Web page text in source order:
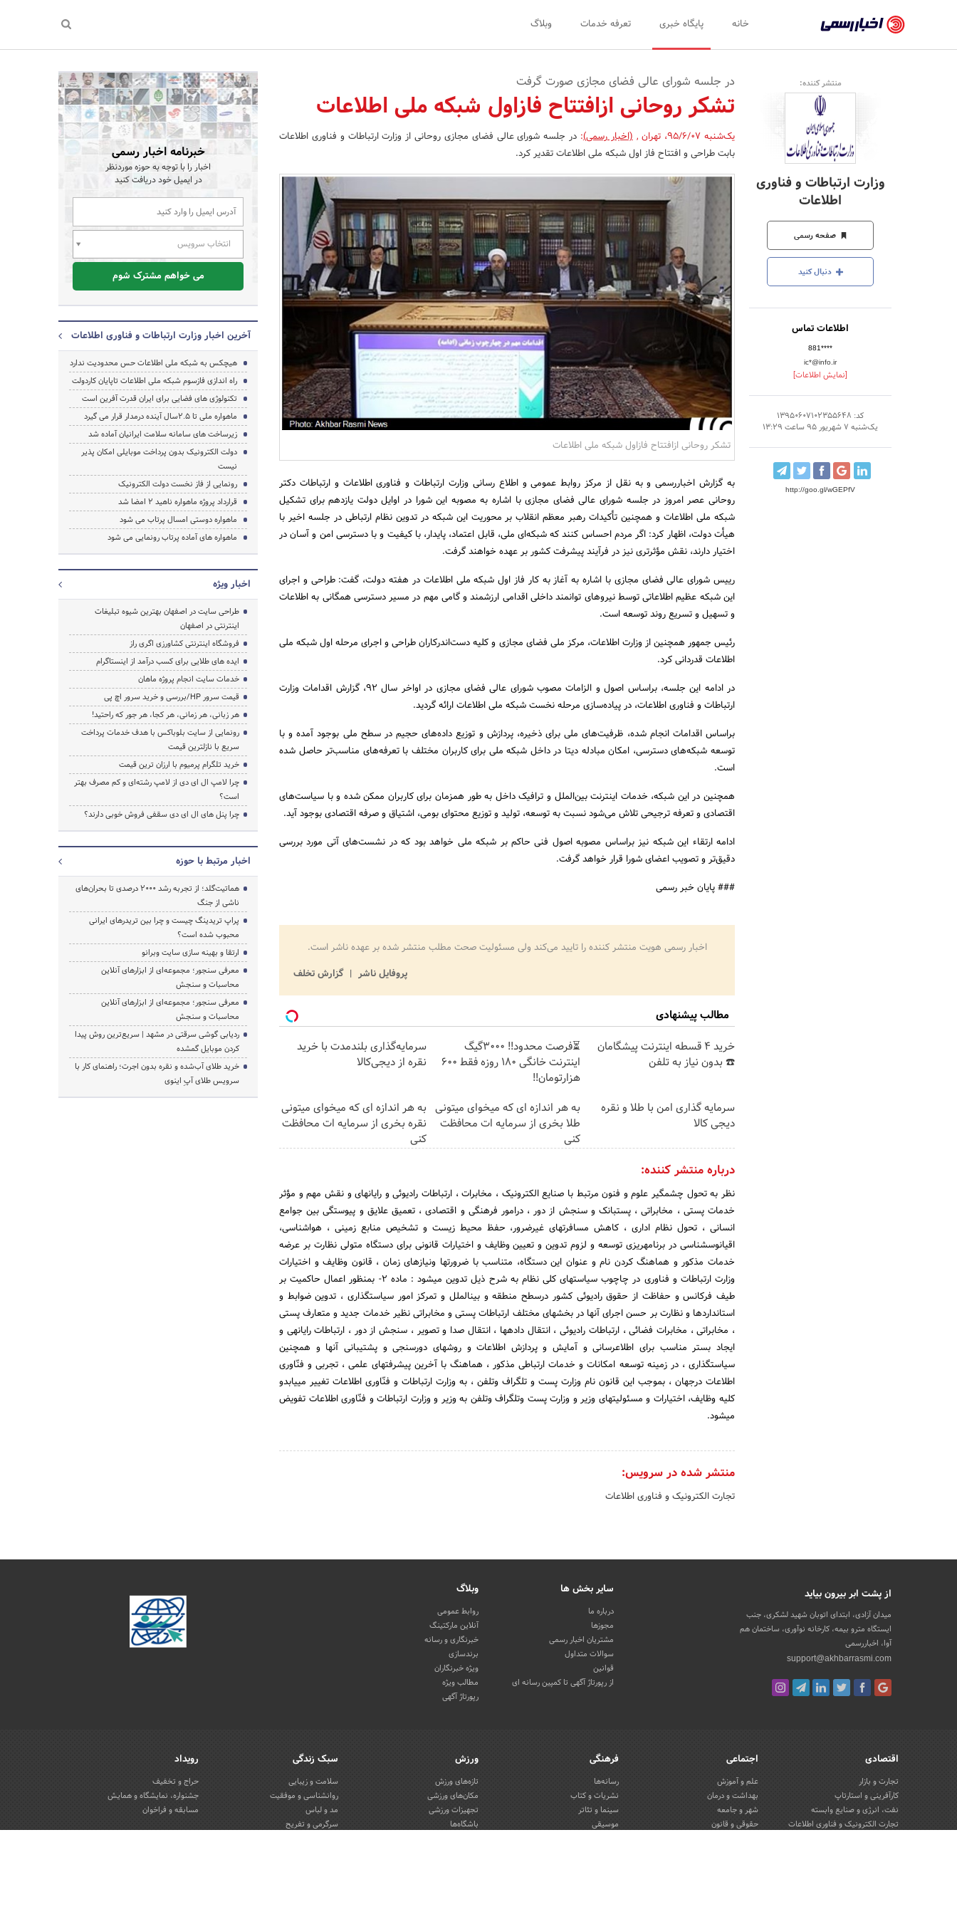
رسمی
-
اخبار
تایید
شده
شرکت‌ها،
سازمان‌ها
و
روابط
عمومی‌ها
خانه پایگاه خبری تعرفه خدمات وبلاگ
جستجو
منتشر کننده:
وزارت ارتباطات و فناوری
اطلاعات
صفحه رسمی
دنبال کنید
اطلاعات تماس
881****
ic*@info.ir
[نمایش اطلاعات]
کد: 13950607102355648
یک‌شنبه 7 شهریور 95 ساعت 13:29
http://goo.gl/wGEPfV
در جلسه شورای عالی فضای مجازی صورت گرفت
تشکر روحانی ازافتتاح فازاول شبکه ملی اطلاعات
یک‌شنبه 95/6/07 ، تهران ,(اخبار رسمی): در جلسه شورای عالی فضای مجازی روحانی از وزارت ارتباطات و فناوری اطلاعات
بابت طراحی و افتتاح فاز اول شبکه ملی اطلاعات تقدیر کرد.
تشکر روحانی ازافتتاح فازاول شبکه ملی اطلاعات
به گزارش اخباررسمی و به نقل از مرکز روابط عمومی و اطلاع رسانی وزارت ارتباطات و فناوری اطلاعات و ارتباطات دکتر
روحانی عصر امروز در جلسه شورای عالی فضای مجازی با اشاره به مصوبه این شورا در اوایل دولت یازدهم برای تشکیل
شبکه ملی اطلاعات و همچنین تأکیدات رهبر معظم انقلاب بر محوریت این شبکه در تدوین نظام ارتباطی در جلسه اخیر با
هیأت دولت، اظهار کرد: اگر مردم احساس کنند که شبکه‌ای ملی، قابل اعتماد، پایدار، با کیفیت و با دسترسی امن و آسان در
اختیار دارند، نقش مؤثرتری نیز در فرآیند پیشرفت کشور بر عهده خواهند گرفت.
رییس شورای عالی فضای مجازی با اشاره به آغاز به کار فاز اول شبکه ملی اطلاعات در هفته دولت، گفت: طراحی و اجرای
این شبکه عظیم اطلاعاتی توسط نیروهای توانمند داخلی اقدامی ارزشمند و گامی مهم در مسیر دسترسی همگانی به اطلاعات
و تسهیل و تسریع روند توسعه است.
رئیس جمهور همچنین از وزارت اطلاعات، مرکز ملی فضای مجازی و کلیه دست‌اندرکاران طراحی و اجرای مرحله اول شبکه ملی
اطلاعات قدردانی کرد.
در ادامه این جلسه، براساس اصول و الزامات مصوب شورای عالی فضای مجازی در اواخر سال 92، گزارش اقدامات وزارت
ارتباطات و فناوری اطلاعات، در پیاده‌سازی مرحله نخست شبکه ملی اطلاعات ارائه گردید.
براساس اقدامات انجام شده، ظرفیت‌های ملی برای ذخیره، پردازش و توزیع داده‌های حجیم در سطح ملی بوجود آمده و با
توسعه شبکه‌های دسترسی، امکان مبادله دیتا در داخل شبکه ملی برای کاربران مختلف با تعرفه‌های مناسب‌تر حاصل شده
است.
همچنین در این شبکه، خدمات اینترنت بین‌الملل و ترافیک داخل به طور همزمان برای کاربران ممکن شده و با سیاست‌های
اقتصادی و تعرفه ترجیحی تلاش می‌شود نسبت به توسعه، تولید و توزیع محتوای بومی، اشتیاق و صرفه اقتصادی بوجود آید.
ادامه ارتقاء این شبکه نیز براساس مصوبه اصول فنی حاکم بر شبکه ملی خواهد بود که در نشست‌های آتی مورد بررسی
دقیق‌تر و تصویب اعضای شورا قرار خواهد گرفت.
### پایان خبر رسمی
اخبار رسمی هویت منتشر کننده را تایید می‌کند ولی مسئولیت صحت مطلب منتشر شده بر عهده ناشر است.
پروفایل ناشر
گزارش تخلف
مطالب پیشنهادی
خرید 4 قسطه اینترنت پیشگامان
☎️ بدون نیاز به تلفن
⏳فرصت محدود!! 3000گیگ
اینترنت خانگی 180 روزه فقط 600
هزارتومان!!
سرمایه‌گذاری بلندمدت با خرید
نقره از دیجی‌کالا
سرمایه گذاری امن با طلا و نقره
دیجی کالا
به هر اندازه ای که میخوای میتونی
طلا بخری از سرمایه ات محافظت
کنی
به هر اندازه ای که میخوای میتونی
نقره بخری از سرمایه ات محافظت
کنی
درباره منتشر کننده:
نظر به تحول چشمگیر علوم و فنون مرتبط با صنایع الکترونیک ، مخابرات ، ارتباطات رادیوئی و رایانه‎ای و نقش مهم و مؤثر
خدمات پستی ، مخابراتی ، پست‎بانک و سنجش از دور ، درامور فرهنگی و اقتصادی ، تعمیق علایق و پیوستگی بین جوامع
انسانی ، تحول نظام اداری ، کاهش مسافرتهای غیرضرور، حفظ محیط زیست و تشخیص منابع زمینی ، هواشناسی،
اقیانوس‎شناسی در برنامه‎ریزی توسعه و لزوم تدوین و تعیین وظایف و اختیارات قانونی برای دستگاه متولی نظارت بر عرضه
خدمات مذکور و هماهنگ کردن نام و عنوان این دستگاه، متناسب با ضرورتها ونیازهای زمان ، قانون وظایف و اختیارات
وزارت ارتباطات و فناوری در چاچوب سیاستهای کلی نظام به شرح ذیل تدوین می‎شود : ماده 2- بمنظور اعمال حاکمیت بر
طیف فرکانس و حفاظت از حقوق رادیوئی کشور درسطح منطقه و بین‎الملل و تمرکز امور سیاستگذاری ، تدوین ضوابط و
استانداردها و نظارت بر حسن اجرای آنها در بخشهای مختلف ارتباطات پستی و مخابراتی نظیر خدمات جدید و متعارف پستی
، مخابراتی ، مخابرات فضائی ، ارتباطات رادیوئی ، انتقال داده‎ها ، انتقال صدا و تصویر ، سنجش از دور ، ارتباطات رایانه‎ی و
ایجاد بستر مناسب برای اطلاع‎رسانی و آمایش و پردازش اطلاعات و روشهای دورسنجی و پشتیبانی آنها و همچنین
سیاستگذاری ، در زمینه توسعه امکانات و خدمات ارتباطی مذکور ، هماهنگ با آخرین پیشرفتهای علمی ، تجربی و فنّاوری
اطلاعات درجهان ، بموجب این قانون نام وزارت پست و تلگراف وتلفن ، به وزارت ارتباطات و فنّاوری اطلاعات تغییر می‎یابدو
کلیه وظایف، اختیارات و مسئولیتهای وزیر و وزارت پست وتلگراف وتلفن به وزیر و وزارت ارتباطات و فنّاوری اطلاعات تفویض
می‎شود.
منتشر شده در سرویس:
تجارت الکترونیک و فناوری اطلاعات
خبرنامه اخبار رسمی
اخبار را با توجه به حوزه موردنظر
در ایمیل خود دریافت کنید
انتخاب سرویس
می خواهم مشترک شوم
آخرین اخبار وزارت ارتباطات و فناوری اطلاعات
هیچکس به شبکه ملی اطلاعات حس محدودیت ندارد
راه اندازی فازسوم شبکه ملی اطلاعات تاپایان کاردولت
تکنولوژی های فضایی برای ایران قدرت آفرین است
ماهواره ملی تا 2.5سال آینده درمدار قرار می گیرد
زیرساخت های سامانه سلامت ایرانیان آماده شد
دولت الکترونیک بدون پرداخت موبایلی امکان پذیر
نیست
رونمایی از فاز نخست دولت الکترونیک
قرارداد پروژه ماهواره ناهید 2 امضا شد
ماهواره دوستی امسال پرتاب می شود
ماهواره های آماده پرتاب رونمایی می شود
اخبار ویژه
طراحی سایت در اصفهان بهترین شیوه تبلیغات
اینترنتی در اصفهان
فروشگاه اینترنتی کشاورزی اگری راز
ایده های طلایی برای کسب درآمد از اینستاگرام
خدمات سایت انجام پروژه ماهان
قیمت سرور HP/بررسی و خرید سرور اچ پی
هر زبانی، هر زمانی، هر کجا، هر جور که راحتید!
رونمایی از سایت بلوباکس با هدف خدمات پرداخت
سریع با نازلترین قیمت
خرید تلگرام پرمیوم با ارزان ترین قیمت
چرا لامپ ال ای دی از لامپ رشته‌ای و کم مصرف بهتر
است؟
چرا پنل های ال ای دی سقفی فروش خوبی دارند؟
اخبار مرتبط با حوزه
هماتیت‌گلد؛ از تجربه رشد ۲۰۰۰ درصدی تا بحران‌های
ناشی از جنگ
پراپ تریدینگ چیست و چرا بین تریدرهای ایرانی
محبوب شده است؟
ارتقا و بهینه سازی سایت وبرانو
معرفی سنجور؛ مجموعه‌ای از ابزارهای آنلاین
محاسبات و سنجش
معرفی سنجور؛ مجموعه‌ای از ابزارهای آنلاین
محاسبات و سنجش
ردیابی گوشی سرقتی در مشهد | سریع‌ترین روش پیدا
کردن موبایل گمشده
خرید طلای آب‌شده و نقره بدون اجرت؛ راهنمای کار با
سرویس طلای آپِ اینوی
از پشت ابر بیرون بیاید
میدان آزادی، ابتدای اتوبان شهید لشکری، جنب
ایستگاه مترو بیمه، کارخانه نوآوری، ساختمان هم
آوا، اخباررسمی
support@akhbarrasmi.com
سایر بخش ها
درباره ما
مجوزها
مشتریان اخبار رسمی
سوالات متداول
قوانین
از رپورتاژ آگهی تا کمپین رسانه ای
وبلاگ
روابط عمومی
آنلاین مارکتینگ
خبرنگاری و رسانه
برندسازی
ویژه خبرنگاران
مطالب ویژه
رپورتاژ آگهی
اقتصادی
تجارت و بازار
کارآفرینی و استارتاپ
نفت، انرژی و صنایع وابسته
تجارت الکترونیک و فناوری اطلاعات
اجتماعی
علم و آموزش
بهداشت و درمان
شهر و جامعه
حقوقی و قانون
فرهنگی
رسانه‌ها
نشریات و کتاب
سینما و تئاتر
موسیقی
ورزش
تازه‌های ورزش
مکان‌های ورزشی
تجهیزات ورزشی
باشگاه‌ها
سبک زندگی
سلامت و زیبایی
روانشناسی و موفقیت
مد و لباس
سرگرمی و تفریح
رویداد
حراج و تخفیف
جشنواره، نمایشگاه و همایش
مسابقه و فراخوان